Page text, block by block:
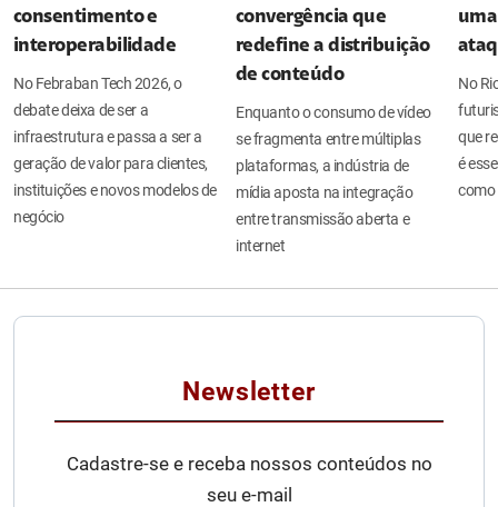
consentimento e
interoperabilidade
No Febraban Tech 2026, o
debate deixa de ser a
infraestrutura e passa a ser a
geração de valor para clientes,
instituições e novos modelos de
negócio
convergência que
redefine a distribuição
de conteúdo
Enquanto o consumo de vídeo
se fragmenta entre múltiplas
plataformas, a indústria de
mídia aposta na integração
entre transmissão aberta e
internet
No
que
é
como
Newsletter
Cadastre-se e receba nossos conteúdos no
seu e-mail